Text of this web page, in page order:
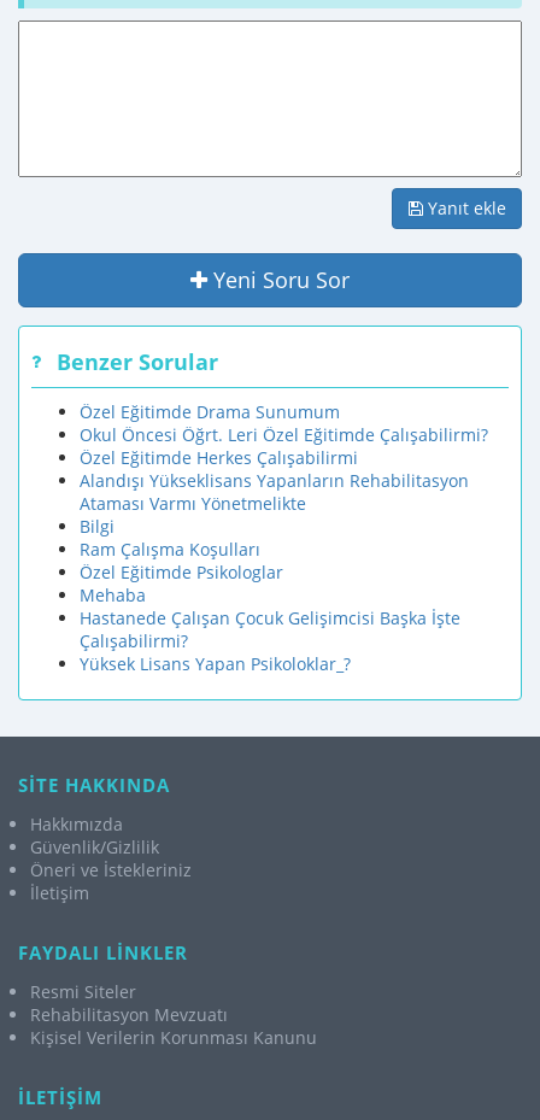
Yanıt ekle
Yeni Soru Sor
Benzer Sorular
Özel Eğitimde Drama Sunumum
Okul Öncesi Öğrt. Leri Özel Eğitimde Çalışabilirmi?
Özel Eğitimde Herkes Çalışabilirmi
Alandışı Yükseklisans Yapanların Rehabilitasyon
Ataması Varmı Yönetmelikte
Bilgi
Ram Çalışma Koşulları
Özel Eğitimde Psikologlar
Mehaba
Hastanede Çalışan Çocuk Gelişimcisi Başka İşte
Çalışabilirmi?
Yüksek Lisans Yapan Psikoloklar_?
SİTE HAKKINDA
Hakkımızda
Güvenlik/Gizlilik
Öneri ve İstekleriniz
İletişim
FAYDALI LİNKLER
Resmi Siteler
Rehabilitasyon Mevzuatı
Kişisel Verilerin Korunması Kanunu
İLETİŞİM